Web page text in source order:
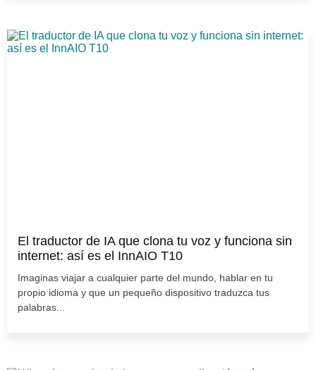
El traductor de IA que clona tu voz y funciona sin
internet: así es el InnAIO T10
Imaginas viajar a cualquier parte del mundo, hablar en tu
propio idioma y que un pequeño dispositivo traduzca tus
palabras...